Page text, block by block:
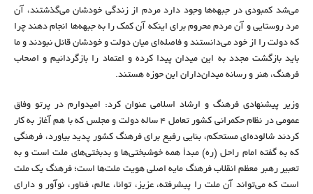
می‌شد کمبودی در جبهه‌ها وجود دارد مردم از زندگی خودشان می‌گذشتند، آن
مرد روستایی و آن مردم محروم برای اینکه آن کمک را به جبهه‌ها انجام دهند چرا
که دولت را از خود می‌دانستند و فاصله‌ای میان دولت و خودشان قائل نبودند و ما
باید بازگشت مجدد به این میدان پیدا کرده و اعتماد را بازگردانیم و اصحاب
فرهنگ، هنر و رسانه میدان‌داران این حوزه هستند.
وزیر پیشنهادی فرهنگ و ارشاد اسلامی عنوان کرد: امیدوارم در پرتو وفاق
عمومی در نظام حکمرانی کشور تعامل 4 ساله‌ دولت و مجلس که با هم آغاز به کار
کردند شالوده‌ای مستحکم، بنایی رفیع برای فرهنگ کشور پدید بیاورد، فرهنگی
که به گفته امام راحل (ره) مبدأ همه خوشبختی‌ها و بدبختی‌های ملت است و به
تعبیر رهبر معظم انقلاب فرهنگ مایه اصلی هویت ملت‌ها است؛ فرهنگ یک ملت
است که می‌تواند آن ملت را پیشرفته، عزیز، توانا، عالم، فناور، نوآور و دارای